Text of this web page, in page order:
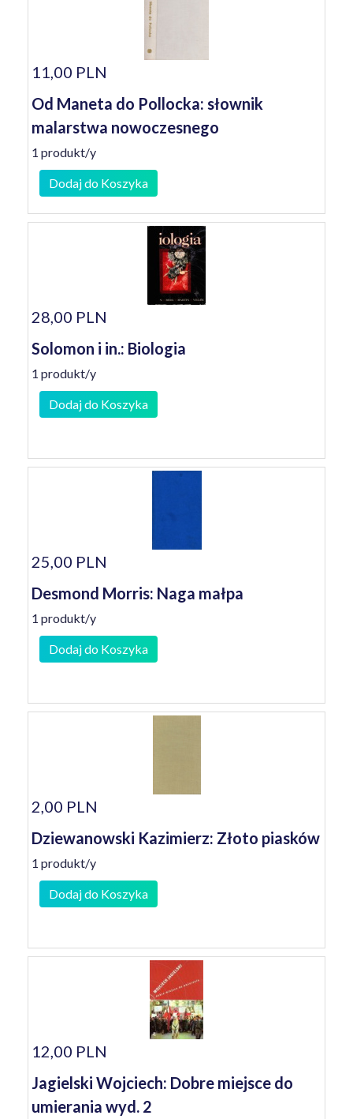
11,00 PLN
Od Maneta do Pollocka: słownik
malarstwa nowoczesnego
1 produkt/y
Dodaj do Koszyka
28,00 PLN
Solomon i in.: Biologia
1 produkt/y
Dodaj do Koszyka
25,00 PLN
Desmond Morris: Naga małpa
1 produkt/y
Dodaj do Koszyka
2,00 PLN
Dziewanowski Kazimierz: Złoto piasków
1 produkt/y
Dodaj do Koszyka
12,00 PLN
Jagielski Wojciech: Dobre miejsce do
umierania wyd. 2